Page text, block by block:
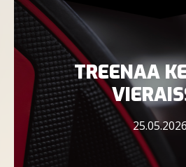
TREENAA
25.05.2026